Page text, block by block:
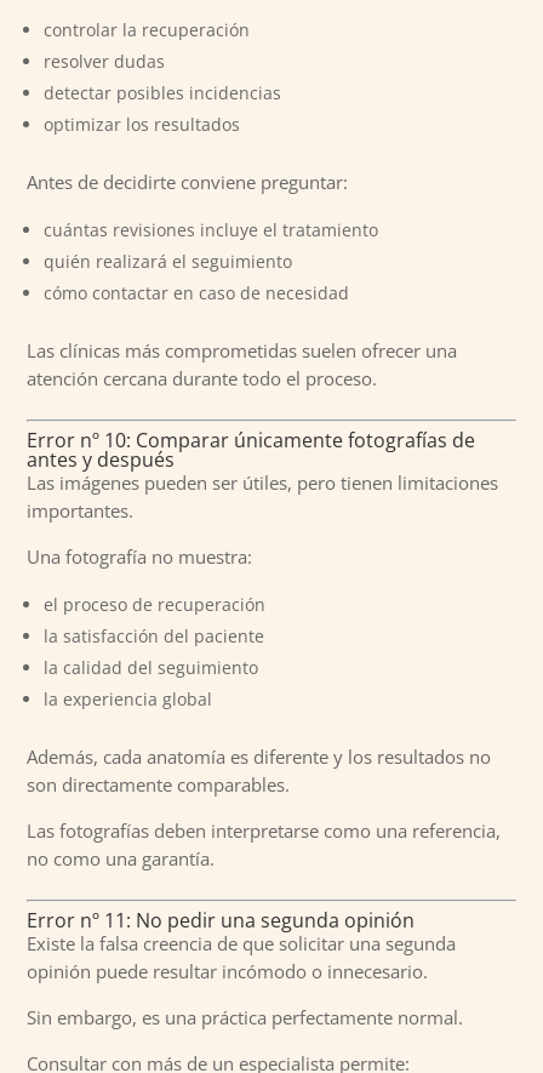
controlar la recuperación
resolver dudas
detectar posibles incidencias
optimizar los resultados
Antes de decidirte conviene preguntar:
cuántas revisiones incluye el tratamiento
quién realizará el seguimiento
cómo contactar en caso de necesidad
Las clínicas más comprometidas suelen ofrecer una
atención cercana durante todo el proceso.
Error nº 10: Comparar únicamente fotografías de
antes y después
Las imágenes pueden ser útiles, pero tienen limitaciones
importantes.
Una fotografía no muestra:
el proceso de recuperación
la satisfacción del paciente
la calidad del seguimiento
la experiencia global
Además, cada anatomía es diferente y los resultados no
son directamente comparables.
Las fotografías deben interpretarse como una referencia,
no como una garantía.
Error nº 11: No pedir una segunda opinión
Existe la falsa creencia de que solicitar una segunda
opinión puede resultar incómodo o innecesario.
Sin embargo, es una práctica perfectamente normal.
Consultar con más de un especialista permite: